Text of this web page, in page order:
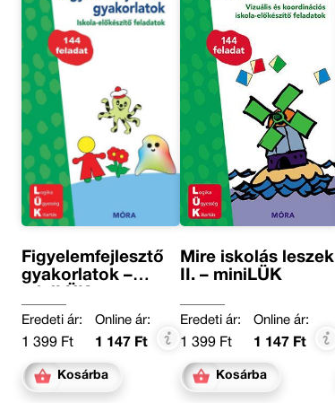
Figyelemfejlesztő
gyakorlatok –
Eredeti ár:
1 399 Ft
Online ár:
1 147 Ft
Kosárba
Mire iskolás leszek
II. – miniLÜK
Eredeti ár:
1 399 Ft
Online ár:
1 147 Ft
Kosárba